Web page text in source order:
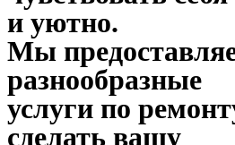
и уютно.
Мы
разнообразные
услуги по
сделать вашу